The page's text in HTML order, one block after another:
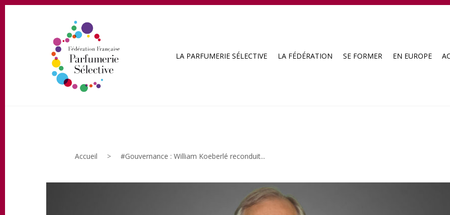
LA PARFUMERIE SÉLECTIVE LA FÉDÉRATION SE FORMER EN EUROPE
Accueil > #Gouvernance : William Koeberlé reconduit...